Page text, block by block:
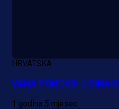
evropska
bonus
HRVATSKA
VAHA PONOVO U
1 godina 5 mjesec